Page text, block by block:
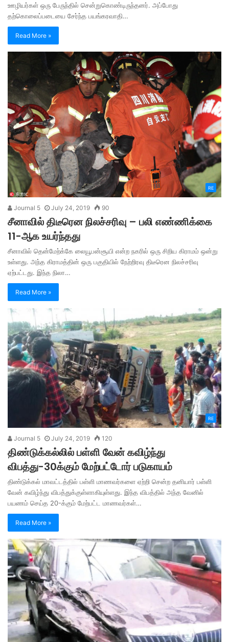
ஊழியர்கள் ஒரு பேருந்தில் சென்றுகொண்டிருந்தனர். அப்போது
தற்கொலைப்படையை சேர்ந்த பயங்கரவாதி…
Read More »
RE
Journal 5 July 24, 2019 90
சீனாவில் திடீரென நிலச்சரிவு – பலி எண்ணிக்கை
11-ஆக உயர்ந்தது
சீனாவில் தென்மேற்க்கே லையூபன்சூயி என்ற நகரில் ஒரு சிறிய கிராமம் ஒன்று
உள்ளது. அந்த கிராமத்தின் ஒரு பகுதியில் நேற்றிரவு திடீரென நிலச்சரிவு
ஏற்பட்டது. இந்த நிலா…
Read More »
RE
Journal 5 July 24, 2019 120
திண்டுக்கல்லில் பள்ளி வேன் கவிழ்ந்து
விபத்து-30க்கும் மேற்பட்டோர் படுகாயம்
திண்டுக்கல் மாவட்டத்தில் பள்ளி மாணவர்களை ஏற்றி சென்ற தனியார் பள்ளி
வேன் கவிழ்ந்து விபத்துக்குள்ளாகியுள்ளது. இந்த விபத்தில் அந்த வேனில்
பயணம் செய்த 20-க்கும் மேற்பட்ட மாணவர்கள்…
Read More »